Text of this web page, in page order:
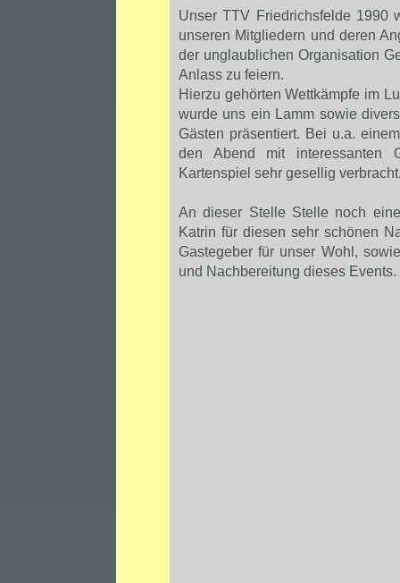
Unser TTV Friedrichsfelde 1990
unseren Mitgliedern und deren
der unglaublichen Organisation
Anlass zu feiern.
Hierzu gehörten Wettkämpfe im
wurde uns ein Lamm sowie
Gästen präsentiert. Bei u.a.
den Abend mit interessanten
Kartenspiel sehr gesellig
An dieser Stelle Stelle noch
Katrin für diesen sehr schönen
Gastegeber für unser Wohl,
und Nachbereitung dieses Events.